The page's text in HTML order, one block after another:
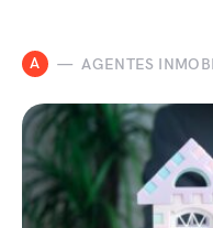
A AGENTES